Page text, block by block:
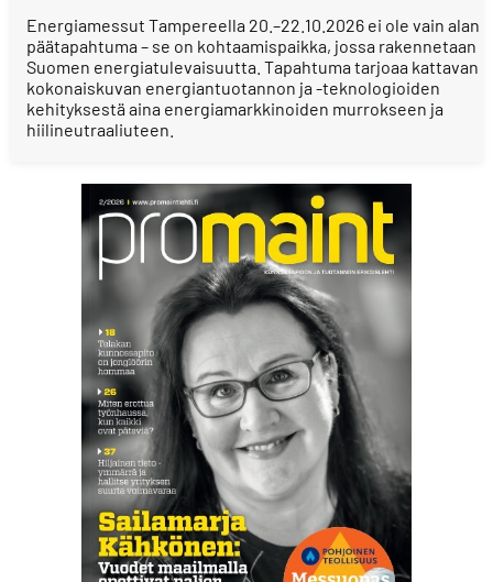
Energiamessut Tampereella 20.–22.10.2026 ei ole vain alan
päätapahtuma – se on kohtaamispaikka, jossa rakennetaan
Suomen energiatulevaisuutta. Tapahtuma tarjoaa kattavan
kokonaiskuvan energiantuotannon ja -teknologioiden
kehityksestä aina energiamarkkinoiden murrokseen ja
hiilineutraaliuteen.